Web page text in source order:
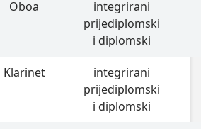
Oboa
integrirani
prijediplomski
i diplomski
Klarinet
integrirani
prijediplomski
i diplomski